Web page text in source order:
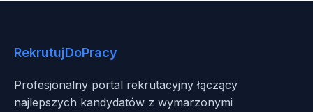
RekrutujDoPracy
Profesjonalny portal rekrutacyjny łączący
najlepszych kandydatów z wymarzonymi